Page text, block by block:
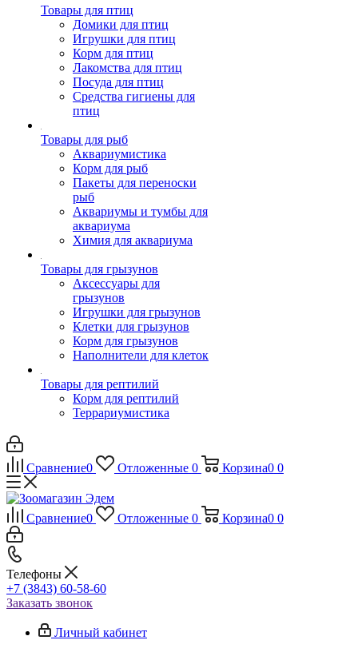
Товары для птиц
Домики для птиц
Игрушки для птиц
Корм для птиц
Лакомства для птиц
Посуда для птиц
Средства гигиены для
птиц
Товары для рыб
Аквариумистика
Корм для рыб
Пакеты для переноски
рыб
Аквариумы и тумбы для
аквариума
Химия для аквариума
Товары для грызунов
Аксессуары для
грызунов
Игрушки для грызунов
Клетки для грызунов
Корм для грызунов
Наполнители для клеток
Товары для рептилий
Корм для рептилий
Террариумистика
Сравнение0 Отложенные 0 Корзина0 0
Сравнение0 Отложенные 0 Корзина0 0
Телефоны
+7 (3843) 60-58-60
Заказать звонок
Личный кабинет